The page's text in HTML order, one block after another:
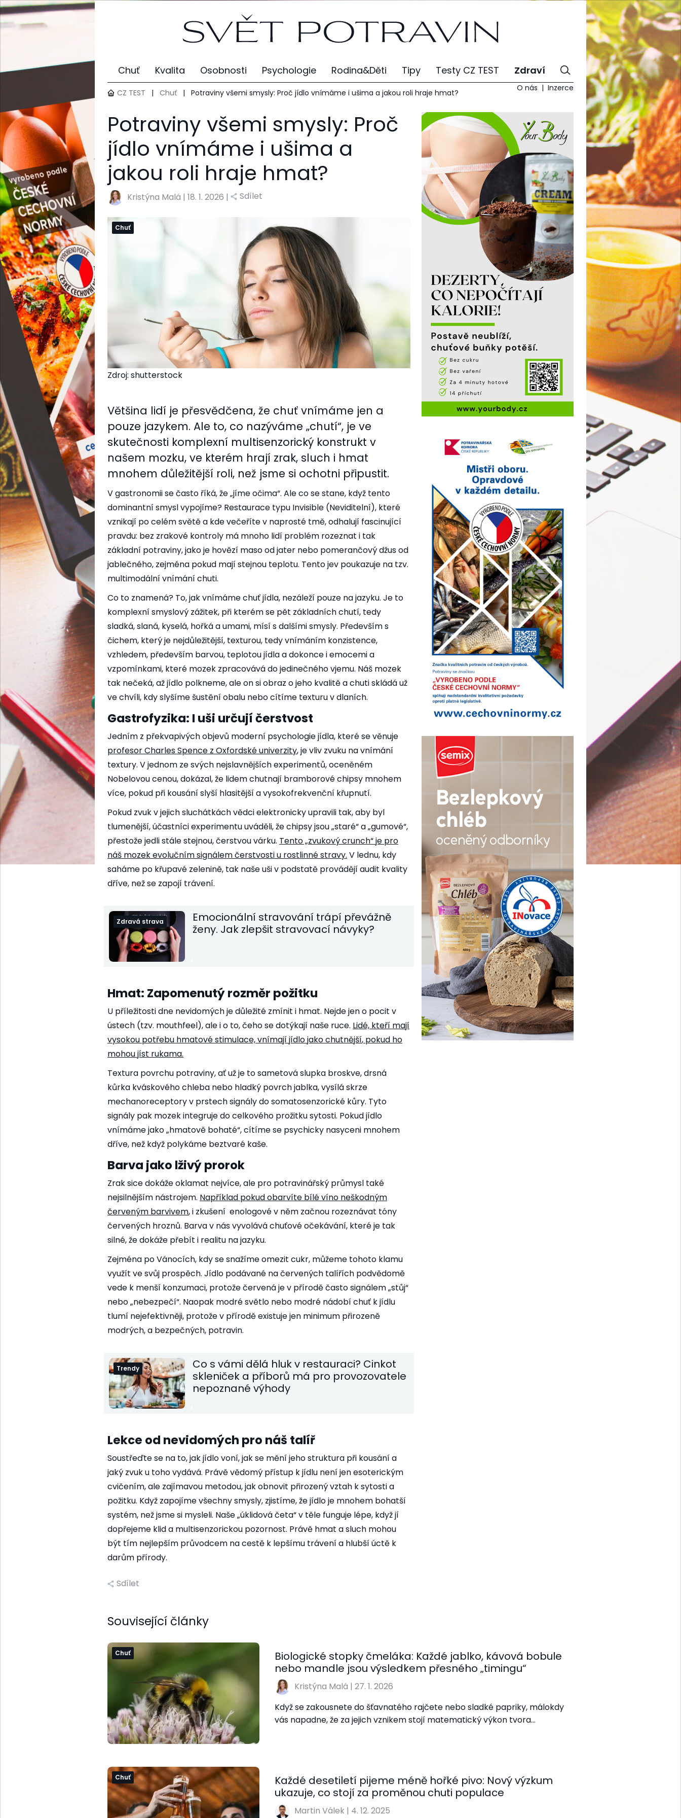
Chuť Kvalita Osobnosti Psychologie Rodina&Děti Tipy Testy CZ TEST Zdraví
CZ TEST | Chuť | Potraviny všemi smysly: Proč jídlo vnímáme i ušima a jakou roli hraje hmat? O nás Inzerce
Potraviny všemi smysly: Proč
jídlo vnímáme i ušima a
jakou roli hraje hmat?
Kristýna Malá | 18. 1. 2026 | Sdílet
Chuť
Zdroj: shutterstock
Většina lidí je přesvědčena, že chuť vnímáme jen a
pouze jazykem. Ale to, co nazýváme „chutí“, je ve
skutečnosti komplexní multisenzorický konstrukt v
našem mozku, ve kterém hrají zrak, sluch i hmat
mnohem důležitější roli, než jsme si ochotni připustit.
V gastronomii se často říká, že „jíme očima“. Ale co se stane, když tento
dominantní smysl vypojíme? Restaurace typu Invisible (Neviditelní), které
vznikají po celém světě a kde večeříte v naprosté tmě, odhalují fascinující
pravdu: bez zrakové kontroly má mnoho lidí problém rozeznat i tak
základní potraviny, jako je hovězí maso od jater nebo pomerančový džus od
jablečného, zejména pokud mají stejnou teplotu. Tento jev poukazuje na tzv.
multimodální vnímání chuti.
Co to znamená? To, jak vnímáme chuť jídla, nezáleží pouze na jazyku. Je to
komplexní smyslový zážitek, při kterém se pět základních chutí, tedy
sladká, slaná, kyselá, hořká a umami, mísí s dalšími smysly. Především s
čichem, který je nejdůležitější, texturou, tedy vnímáním konzistence,
vzhledem, především barvou, teplotou jídla a dokonce i emocemi a
vzpomínkami, které mozek zpracovává do jedinečného vjemu. Náš mozek
tak nečeká, až jídlo polkneme, ale on si obraz o jeho kvalitě a chuti skládá už
ve chvíli, kdy slyšíme šustění obalu nebo cítíme texturu v dlaních.
Gastrofyzika: I uši určují čerstvost
Jedním z překvapivých objevů moderní psychologie jídla, které se věnuje
profesor Charles Spence z Oxfordské univerzity, je vliv zvuku na vnímání
textury. V jednom ze svých nejslavnějších experimentů, oceněném
Nobelovou cenou, dokázal, že lidem chutnají bramborové chipsy mnohem
více, pokud při kousání slyší hlasitější a vysokofrekvenční křupnutí.
Pokud zvuk v jejich sluchátkách vědci elektronicky upravili tak, aby byl
tlumenější, účastníci experimentu uváděli, že chipsy jsou „staré“ a „gumové“,
přestože jedli stále stejnou, čerstvou várku. Tento „zvukový crunch“ je pro
náš mozek evolučním signálem čerstvosti u rostlinné stravy. V lednu, kdy
saháme po křupavé zelenině, tak naše uši v podstatě provádějí audit kvality
dříve, než se zapojí trávení.
Zdravá strava
Emocionální stravování trápí převážně
ženy. Jak zlepšit stravovací návyky?
Hmat: Zapomenutý rozměr požitku
U příležitosti dne nevidomých je důležité zmínit i hmat. Nejde jen o pocit v
ústech (tzv. mouthfeel), ale i o to, čeho se dotýkají naše ruce. Lidé, kteří mají
vysokou potřebu hmatové stimulace,vnímají jídlo jako chutnější, pokud ho
mohou jíst rukama.
Textura povrchu potraviny, ať už je to sametová slupka broskve, drsná
kůrka kváskového chleba nebo hladký povrch jablka, vysílá skrze
mechanoreceptory v prstech signály do somatosenzorické kůry. Tyto
signály pak mozek integruje do celkového prožitku sytosti. Pokud jídlo
vnímáme jako „hmatově bohaté“, cítíme se psychicky nasyceni mnohem
dříve, než když polykáme beztvaré kaše.
Barva jako lživý prorok
Zrak sice dokáže oklamat nejvíce, ale pro potravinářský průmysl také
nejsilnějším nástrojem. Například pokud obarvíte bílé víno neškodným
červeným barvivem,i zkušení enologovév něm začnou rozeznávat tóny
červených hroznů. Barva v nás vyvolává chuťové očekávání, které je tak
silné, že dokáže přebít i realitu na jazyku.
Zejména po Vánocích, kdy se snažíme omezit cukr, můžeme tohoto klamu
využít ve svůj prospěch. Jídlo podávané na červených talířích podvědomě
vede k menší konzumaci, protože červená je v přírodě často signálem „stůj“
nebo „nebezpečí“. Naopak modré světlo nebo modré nádobí chuť k jídlu
tlumí nejefektivněji, protože v přírodě existuje jen minimum přirozeně
modrých, a bezpečných, potravin.
Trendy
Co s vámi dělá hluk v restauraci? Cinkot
skleniček a příborů má pro provozovatele
nepoznané výhody
Lekce od nevidomých pro náš talíř
Soustřeďte se na to, jak jídlo voní, jak se mění jeho struktura při kousání a
jaký zvuk u toho vydává. Právě vědomý přístup k jídlu není jen esoterickým
cvičením, ale zajímavou metodou, jak obnovit přirozený vztah k sytosti a
požitku. Když zapojíme všechny smysly, zjistíme, že jídlo je mnohem bohatší
systém, než jsme si mysleli. Naše „úklidová četa“ v těle funguje lépe, když jí
dopřejeme klid a multisenzorickou pozornost. Právě hmat a sluch mohou
být tím nejlepším průvodcem na cestě k lepšímu trávení a hlubší úctě k
darům přírody.
Sdílet
Související články
Chuť
Biologické stopky čmeláka: Každé jablko, kávová bobule
nebo mandle jsou výsledkem přesného „timingu“
Kristýna Malá | 27. 1. 2026
Když se zakousnete do šťavnatého rajčete nebo sladké papriky, málokdy
vás napadne, že za jejich vznikem stojí matematický výkon tvora…
Chuť
Každé desetiletí pijeme méně hořké pivo: Nový výzkum
ukazuje, co stojí za proměnou chuti populace
Martin Válek | 4. 12. 2025